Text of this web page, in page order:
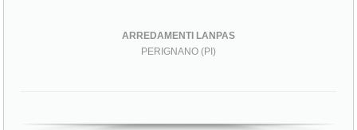
ARREDAMENTI LANPAS
PERIGNANO (PI)